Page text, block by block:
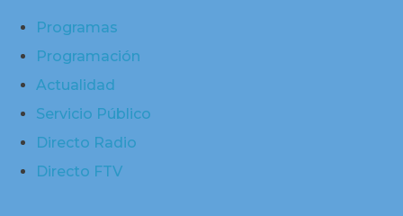
Programas
Programación
Actualidad
Servicio Público
Directo Radio
Directo FTV